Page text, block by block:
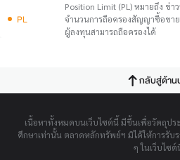
PL
Position Limit (PL) หมายถึง ข่า
จำนวนการถือครองสัญญาซื้อขา
ผู้ลงทุนสามารถถือครองได้
กลับสู่ด้าน
เนื้อหาทั้งหมดบนเว็บไซต์นี้ มีขึ้นเพื่อวัตถุปร
ศึกษาเท่านั้น ตลาดหลักทรัพย์ฯ มิได้ให้การรับ
ๆ ในเว็บไซต์